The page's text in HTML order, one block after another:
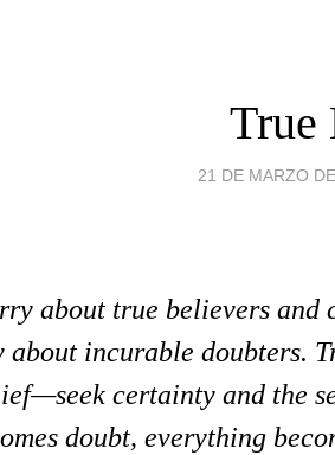
True
21 DE MARZO
about true believers and
about incurable doubters.
certainty and the
doubt, everything